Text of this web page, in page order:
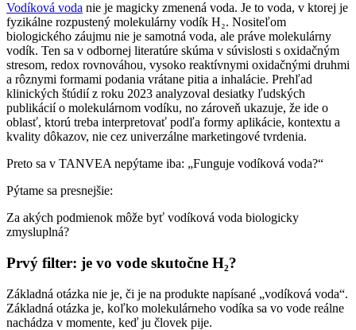
Vodíková voda nie je magicky zmenená voda. Je to voda, v ktorej je
fyzikálne rozpustený molekulárny vodík H₂. Nositeľom
biologického záujmu nie je samotná voda, ale práve molekulárny
vodík. Ten sa v odbornej literatúre skúma v súvislosti s oxidačným
stresom, redox rovnováhou, vysoko reaktívnymi oxidačnými druhmi
a rôznymi formami podania vrátane pitia a inhalácie. Prehľad
klinických štúdií z roku 2023 analyzoval desiatky ľudských
publikácií o molekulárnom vodíku, no zároveň ukazuje, že ide o
oblasť, ktorú treba interpretovať podľa formy aplikácie, kontextu a
kvality dôkazov, nie cez univerzálne marketingové tvrdenia.
Preto sa v TANVEA nepýtame iba: „Funguje vodíková voda?“
Pýtame sa presnejšie:
Za akých podmienok môže byť vodíková voda biologicky
zmysluplná?
Prvý filter: je vo vode skutočne H₂?
Základná otázka nie je, či je na produkte napísané „vodíková voda“.
Základná otázka je, koľko molekulárneho vodíka sa vo vode reálne
nachádza v momente, keď ju človek pije.